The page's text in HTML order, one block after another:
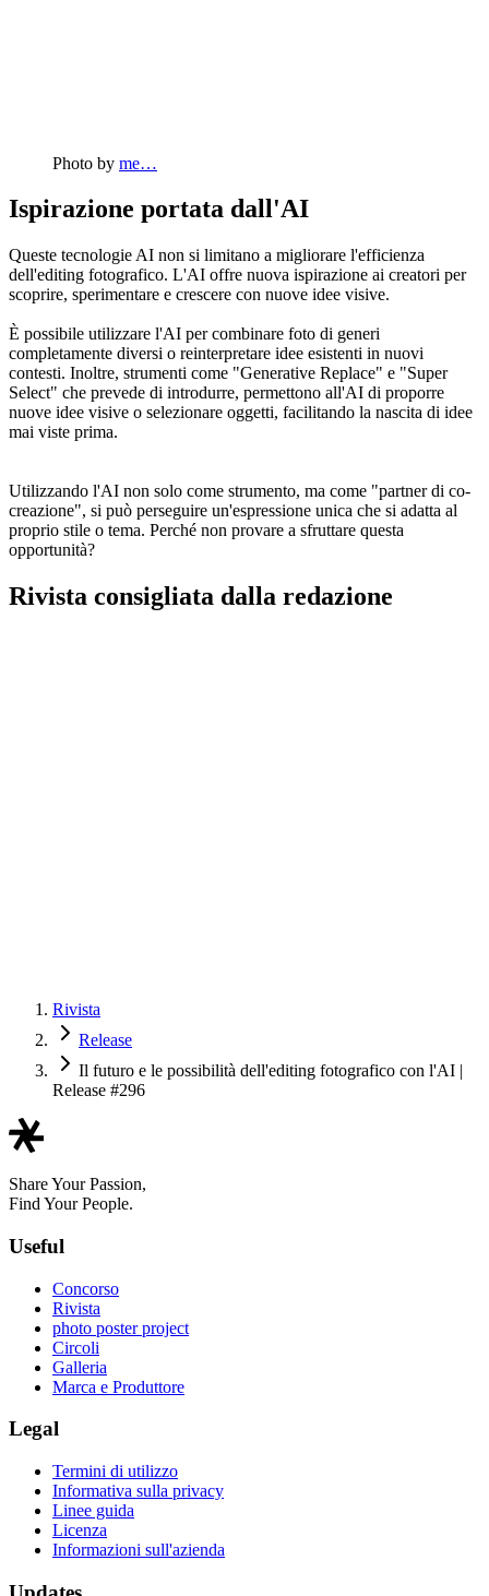
Photo by me…
Ispirazione portata dall'AI
Queste tecnologie AI non si limitano a migliorare l'efficienza
dell'editing fotografico. L'AI offre nuova ispirazione ai creatori per
scoprire, sperimentare e crescere con nuove idee visive.
È possibile utilizzare l'AI per combinare foto di generi
completamente diversi o reinterpretare idee esistenti in nuovi
contesti. Inoltre, strumenti come "Generative Replace" e "Super
Select" che prevede di introdurre, permettono all'AI di proporre
nuove idee visive o selezionare oggetti, facilitando la nascita di idee
mai viste prima.
Utilizzando l'AI non solo come strumento, ma come "partner di co-
creazione", si può perseguire un'espressione unica che si adatta al
proprio stile o tema. Perché non provare a sfruttare questa
opportunità?
Rivista consigliata dalla redazione
Rivista
Release
Il futuro e le possibilità dell'editing fotografico con l'AI |
Release #296
Share Your Passion,
Find Your People.
Useful
Concorso
Rivista
photo poster project
Circoli
Galleria
Marca e Produttore
Legal
Termini di utilizzo
Informativa sulla privacy
Linee guida
Licenza
Informazioni sull'azienda